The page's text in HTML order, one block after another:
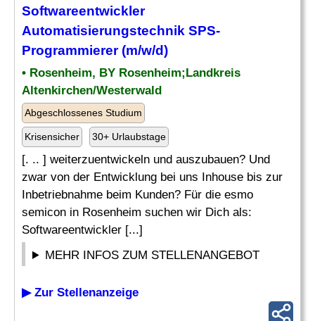
Softwareentwickler
Automatisierungstechnik SPS-
Programmierer (m/w/d)
• Rosenheim, BY Rosenheim;Landkreis
Altenkirchen/Westerwald
Abgeschlossenes Studium
Krisensicher 30+ Urlaubstage
[. .. ] weiterzuentwickeln und auszubauen? Und
zwar von der Entwicklung bei uns Inhouse bis zur
Inbetriebnahme beim Kunden? Für die esmo
semicon in Rosenheim suchen wir Dich als:
Softwareentwickler [...]
MEHR INFOS ZUM STELLENANGEBOT
▶ Zur Stellenanzeige